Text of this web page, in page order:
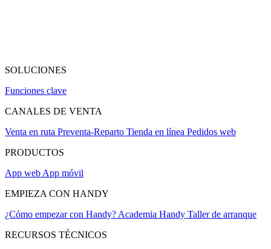
SOLUCIONES
Funciones clave
CANALES DE VENTA
Venta en ruta Preventa-Reparto Tienda en línea Pedidos web
PRODUCTOS
App web App móvil
EMPIEZA CON HANDY
¿Cómo empezar con Handy? Academia Handy Taller de arranque
RECURSOS TÉCNICOS